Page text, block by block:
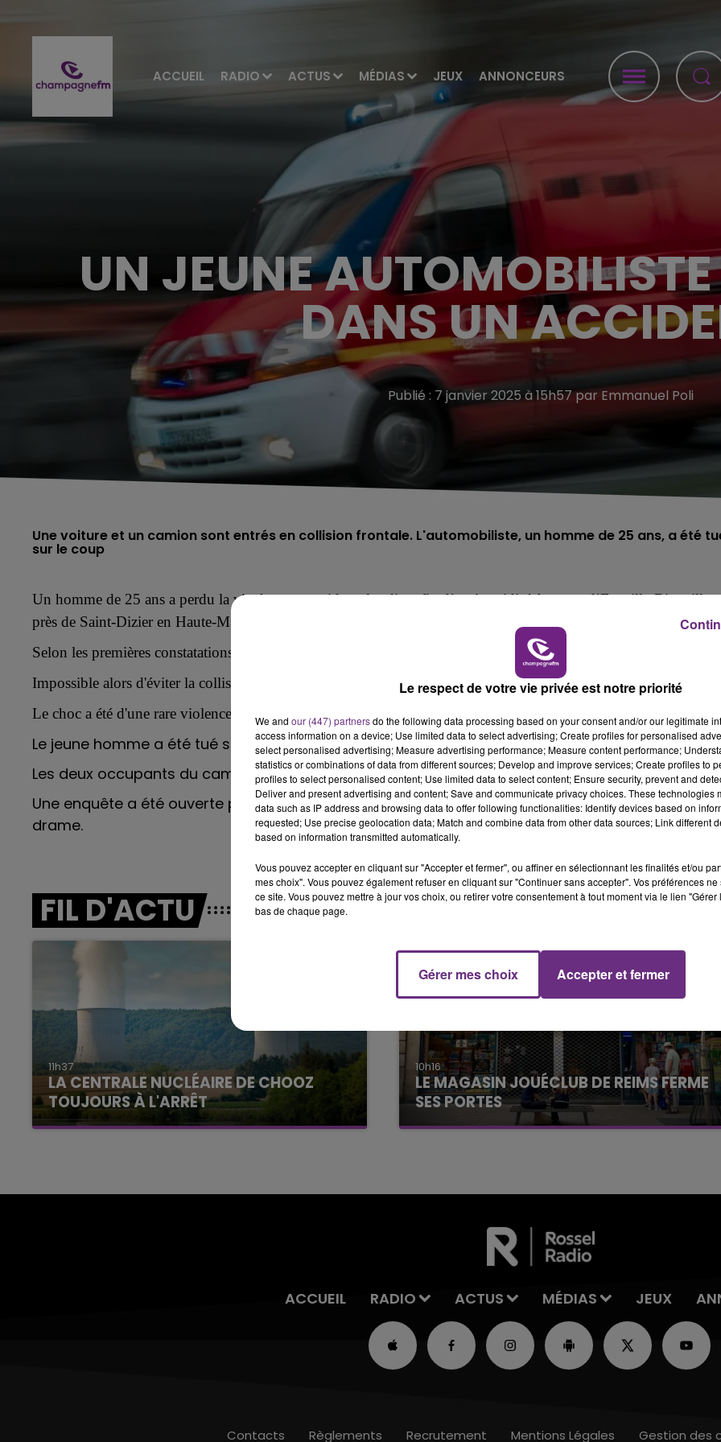
ACCUEIL RADIO ACTUS MÉDIAS JEUX ANNONCEURS
LA RADIO POP
15h00 - 19h00
LE CLUB CHAMPAGNE FM
UN JEUNE
DANS UN
Publié : 7 janvier 2025 à 15h57 par Emmanuel Poli
Une voiture et un camion sont entrés en collision frontale. L'automobiliste, un homme de 25 ans, a été
sur le coup
Un homme de 25 ans a perdu la vie dans un accident, lundi en fin d’après-midi, à hauteur d’Eurville-Bienville
près de Saint-Dizier en Haute-Marne.
Selon les premières constatations, le jeune automobiliste aurait soudainement dévié de sa voie.
Impossible alors d'éviter la collision avec un poids lourd arrivant en sens inverse.
Le choc a été d'une rare violence.
Le jeune homme a été tué sur le coup.
Les deux occupants du camion n’ont pas été blessés.
Une enquête a été ouverte par les gendarmes pour déterminer les circonstances précises du
drame.
FIL D'ACTU
11h37
LA CENTRALE NUCLÉAIRE DE CHOOZ
TOUJOURS À L'ARRÊT
Cela fait déjà une semaine que la centrale
10h16
LE MAGASIN JOUÉCLUB DE REIMS FERME
SES PORTES
C'était l'une des institutions du centre-ville
ACCUEIL RADIO ACTUS MÉDIAS JEUX
Contacts Règlements Recrutement Mentions Légales Gestion des
Le respect de votre vie privée est notre priorité
We and our (447) partnersdo the following data processing based on your consent and/or our legitimate
access information on a device; Use limited data to select advertising; Create profiles for personalised
select personalised advertising; Measure advertising performance; Measure content performance;
statistics or combinations of data from different sources; Develop and improve services; Create profiles to
profiles to select personalised content; Use limited data to select content; Ensure security, prevent and
Deliver and present advertising and content; Save and communicate privacy choices. These technologies
data such as IP address and browsing data to offer following functionalities: Identify devices based on
requested; Use precise geolocation data; Match and combine data from other data sources; Link different
based on information transmitted automatically.
Vous pouvez accepter en cliquant sur "Accepter et fermer", ou affiner en sélectionnant les finalités et/ou
mes choix". Vous pouvez également refuser en cliquant sur "Continuer sans accepter". Vos préférences
ce site. Vous pouvez mettre à jour vos choix, ou retirer votre consentement à tout moment via le lien
bas de chaque page.
Gérer mes choix Accepter et fermer